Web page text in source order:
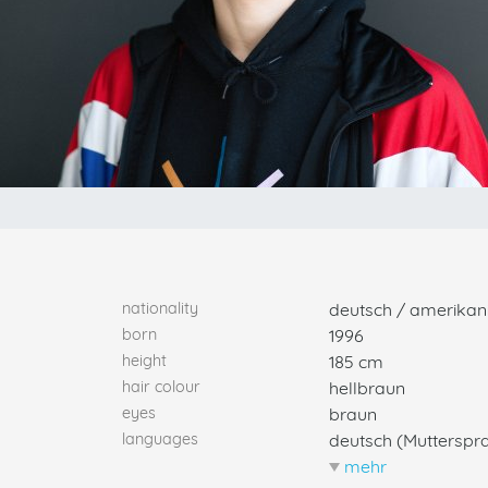
nationality deutsch /
born 1996
height 185 cm
hair colour hellbraun
eyes braun
languages
deutsch
mehr
weniger